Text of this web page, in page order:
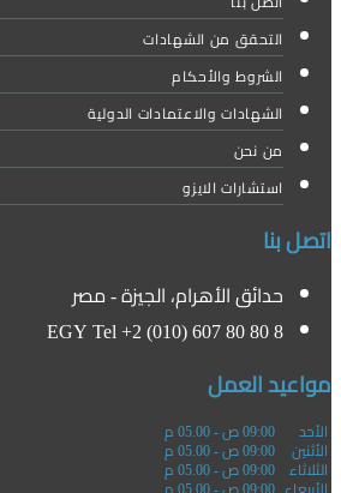
التحقق من الشهادات
الشروط والأحكام
الشهادات والاعتمادات الدولية
من نحن
استشارات الايزو
اتصل بنا
حدائق الأهرام، الجيزة - مصر
EGY Tel +2 (010) 607 80 80 8
مواعيد العمل
الأحد 09:00 ص - 05.00 م
الأثنين 09:00 ص - 05.00 م
الثلاثاء 09:00 ص - 05.00 م